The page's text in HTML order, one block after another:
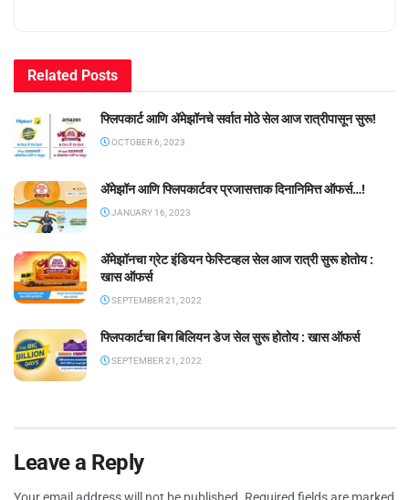
Related Posts
फ्लिपकार्ट आणि ॲमेझॉनचे सर्वात मोठे सेल आज रात्रीपासून सुरू!
OCTOBER 6, 2023
ॲमेझॉन आणि फ्लिपकार्टवर प्रजासत्ताक दिनानिमित्त ऑफर्स…!
JANUARY 16, 2023
ॲमेझॉनचा ग्रेट इंडियन फेस्टिव्हल सेल आज रात्री सुरू होतोय :
खास ऑफर्स
SEPTEMBER 21, 2022
फ्लिपकार्टचा बिग बिलियन डेज सेल सुरू होतोय : खास ऑफर्स
SEPTEMBER 21, 2022
Leave a Reply